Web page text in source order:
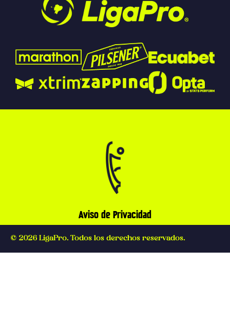
Aviso de Privacidad
© 2026 LigaPro. Todos los derechos reservados.